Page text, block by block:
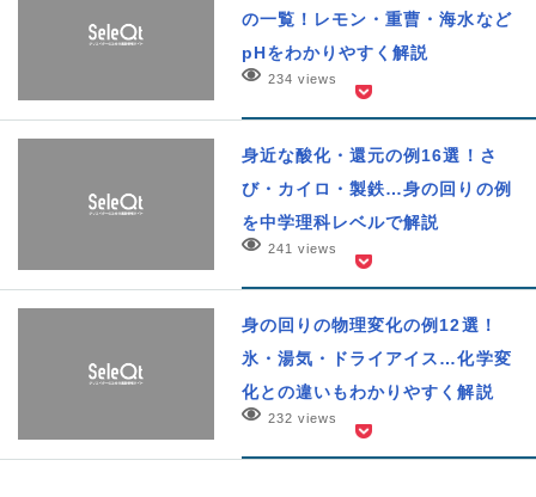
の一覧！レモン・重曹・海水など
pHをわかりやすく解説
234 views
身近な酸化・還元の例16選！さ
び・カイロ・製鉄…身の回りの例
を中学理科レベルで解説
241 views
身の回りの物理変化の例12選！
氷・湯気・ドライアイス…化学変
化との違いもわかりやすく解説
232 views